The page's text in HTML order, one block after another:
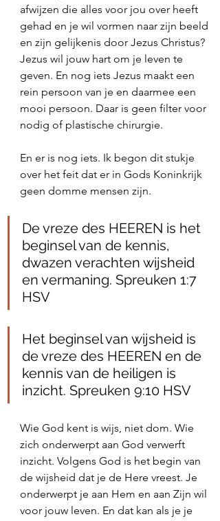
afwijzen die alles voor jou over heeft
gehad en je wil vormen naar zijn beeld
en zijn gelijkenis door Jezus Christus?
Jezus wil jouw hart om je leven te
geven. En nog iets Jezus maakt een
rein persoon van je en daarmee een
mooi persoon. Daar is geen filter voor
nodig of plastische chirurgie.
En er is nog iets. Ik begon dit stukje
over het feit dat er in Gods Koninkrijk
geen domme mensen zijn.
De vreze des HEEREN is het
beginsel van de kennis,
dwazen verachten wijsheid
en vermaning. Spreuken 1:7
HSV
Het beginsel van wijsheid is
de vreze des HEEREN en de
kennis van de heiligen is
inzicht. Spreuken 9:10 HSV
Wie God kent is wijs, niet dom. Wie
zich onderwerpt aan God verwerft
inzicht. Volgens God is het begin van
de wijsheid dat je de Here vreest. Je
onderwerpt je aan Hem en aan Zijn wil
voor jouw leven. En dat kan als je je